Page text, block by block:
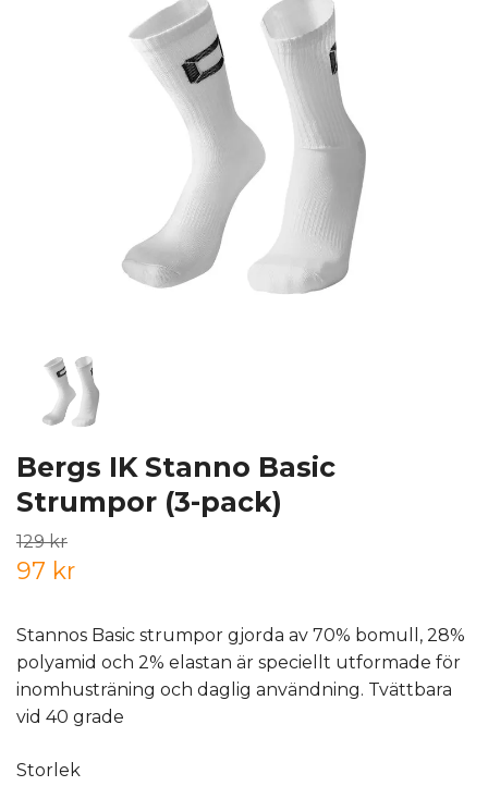
Bergs IK Stanno Basic
Strumpor (3-pack)
129 kr
97 kr
Stannos Basic strumpor gjorda av 70% bomull, 28%
polyamid och 2% elastan är speciellt utformade för
inomhusträning och daglig användning. Tvättbara
vid 40 grade
Storlek